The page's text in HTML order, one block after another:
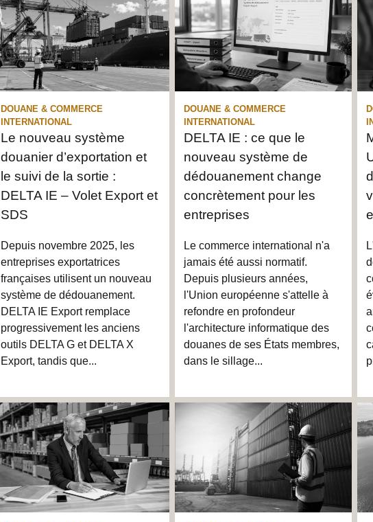
DOUANE & COMMERCE
INTERNATIONAL
Le nouveau système
douanier d’exportation et
le suivi de la sortie :
DELTA IE – Volet Export et
SDS
Depuis novembre 2025, les
entreprises exportatrices
françaises utilisent un nouveau
système de dédouanement.
DELTA IE Export remplace
progressivement les anciens
outils DELTA G et DELTA X
Export, tandis que...
DOUANE & COMMERCE
INTERNATIONAL
DELTA IE : ce que le
nouveau système de
dédouanement change
concrètement pour les
entreprises
Le commerce international n'a
jamais été aussi normatif.
Depuis plusieurs années,
l'Union européenne s'attelle à
refondre en profondeur
l'architecture informatique des
douanes de ses États membres,
dans le sillage...